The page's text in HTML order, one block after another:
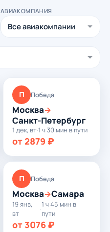
АВИАКОМПАНИЯ
П Победа
Москва→
Санкт-Петербург
1 дек, вт·1 ч 30 мин в пути
от 2879 ₽
П Победа
Москва→Самара
19 янв,
вт
·
1 ч 45 мин в
пути
от 3076 ₽